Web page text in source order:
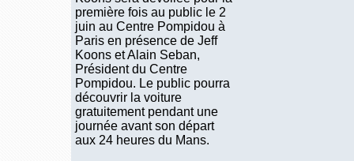
première fois au public le 2
juin au Centre Pompidou à
Paris en présence de Jeff
Koons et Alain Seban,
Président du Centre
Pompidou. Le public pourra
découvrir la voiture
gratuitement pendant une
journée avant son départ
aux 24 heures du Mans.